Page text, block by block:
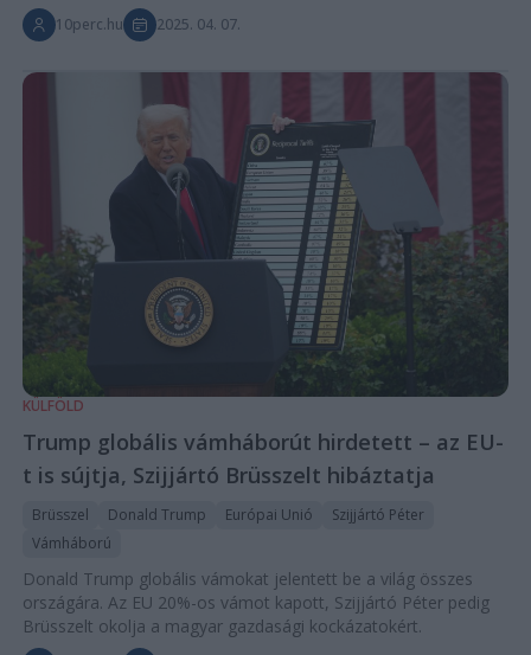
10perc.hu 2025. 04. 07.
KÜLFÖLD
Trump globális vámháborút hirdetett – az EU-
t is sújtja, Szijjártó Brüsszelt hibáztatja
Brüsszel Donald Trump Európai Unió
Szijjártó Péter
Vámháború
Donald Trump globális vámokat jelentett be a világ összes
országára. Az EU 20%-os vámot kapott, Szijjártó Péter pedig
Brüsszelt okolja a magyar gazdasági kockázatokért.